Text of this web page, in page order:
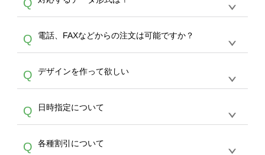
生産にて承っております。デザインツールから
デザインの作成から決済まで完了できます。
30枚以上やシルク印刷など、大口注文の場合
は、サポートが担当するエコバッグコンシェル
やタンブラーコンシェルをご利用ください。製
作する数量が多ければ多いほど、オンデマンド
サービスよりも低価格で製作することが可能で
す。
Q
A
ドできるデータ形式は、JPG / PNG / AI / PSD /
PDF 形式になります。データの最大サイズ
写真などもアップロード可能です。使用できな
い画像はエラーになります。（※ Illustratorか
らの直接入稿には対応していません。AIで保存
し、デザインツールからアップロードして下さ
い）
Q 電話、FAXなどからの注文は可能ですか？
A
文のみ受け付けております。30個以上のご製
作をお考えの方は、サポートが担当するエコバ
スをご利用頂ければ、電話やFAX、メールなど
でご注文が可能です。
Q デザインを作って欲しい
A
を作って欲しい。などの場合は、製作数量が
30個以上であれば、サポート担当が、デザイ
バッグコンシェル
サー
Q 日時指定について
A
ん。発送後18時以降に配送業者・伝票番号を
Q 各種割引について